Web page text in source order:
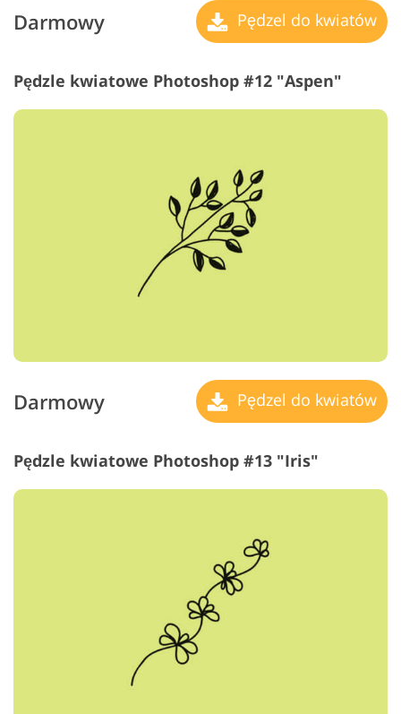
Darmowy Pędzel do kwiatów
Pędzle kwiatowe Photoshop #12 "Aspen"
Darmowy Pędzel do kwiatów
Pędzle kwiatowe Photoshop #13 "Iris"